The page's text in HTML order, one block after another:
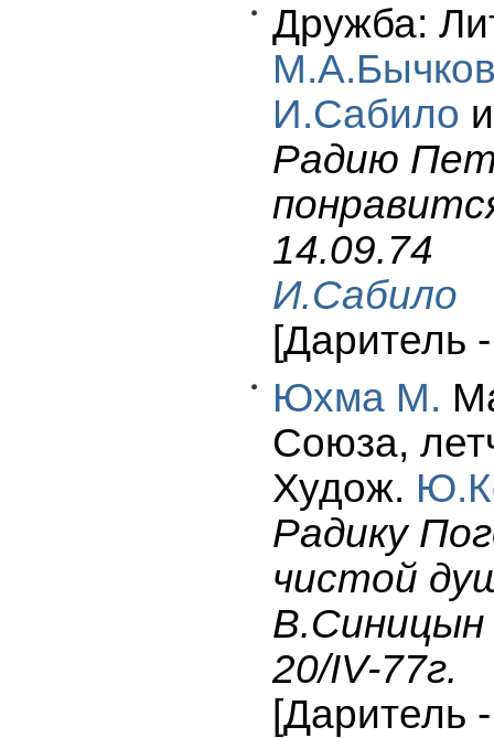
Дружба:
И.Сабило
Радию
14.09.74
И.Сабило
[Даритель
Юхма М.
Союза,
Худож.
Радику
чистой
В.Синицын
20/IV-77г.
[Даритель